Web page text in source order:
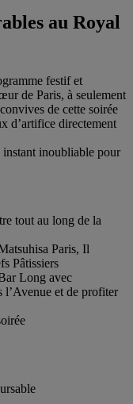
au Royal
festif et
de Paris, à seulement
de cette soirée
d’artifice directement
instant inoubliable pour
tout au long de la
Paris, Il
Pâtissiers
Long avec
l’Avenue et de profiter